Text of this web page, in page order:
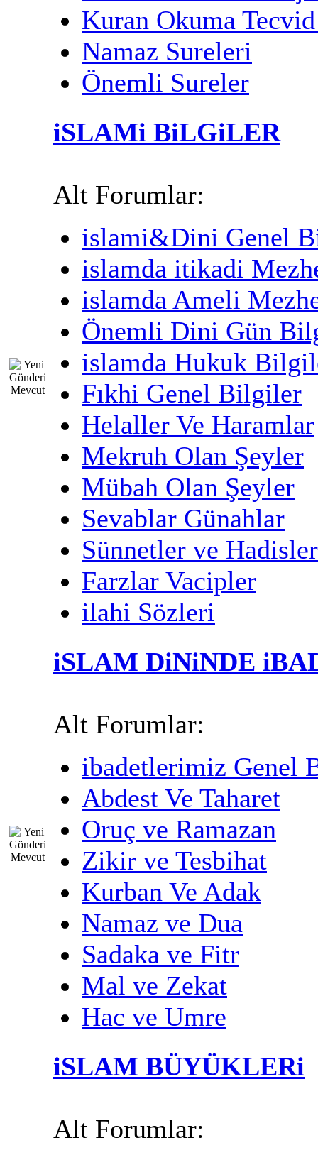
Kuran Okuma
Namaz Sureleri
Önemli Sureler
iSLAMi BiLGiLER
Alt Forumlar:
islami&Dini Genel
islamda itikadi
islamda Ameli
Önemli Dini Gün
islamda Hukuk
Fıkhi Genel Bilgiler
Helaller Ve Haramlar
Mekruh Olan Şeyler
Mübah Olan Şeyler
Sevablar Günahlar
Sünnetler ve Hadisler
Farzlar Vacipler
ilahi Sözleri
iSLAM DiNiNDE
Alt Forumlar:
ibadetlerimiz Genel
Abdest Ve Taharet
Oruç ve Ramazan
Zikir ve Tesbihat
Kurban Ve Adak
Namaz ve Dua
Sadaka ve Fitr
Mal ve Zekat
Hac ve Umre
iSLAM BÜYÜKLERi
Alt Forumlar: